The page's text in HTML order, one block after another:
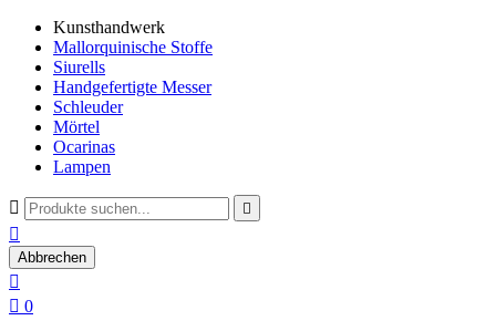
Kunsthandwerk
Mallorquinische Stoffe
Siurells
Handgefertigte Messer
Schleuder
Mörtel
Ocarinas
Lampen
 

Abbrechen

 0